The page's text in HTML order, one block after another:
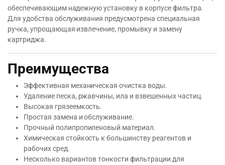
обеспечивающим надежную установку в корпусе фильтра.
Для удобства обслуживания предусмотрена специальная
ручка, упрощающая извлечение, промывку и замену
картриджа.
Преимущества
Эффективная механическая очистка воды.
Удаление песка, ржавчины, ила и взвешенных частиц.
Высокая грязеемкость.
Простая замена и обслуживание.
Прочный полипропиленовый материал.
Химическая стойкость к большинству реагентов и
рабочих сред.
Несколько вариантов тонкости фильтрации для